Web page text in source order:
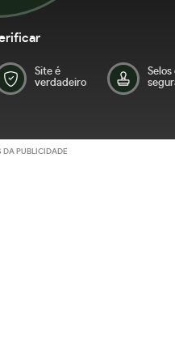
Site é
verdadeiro
Selos
DA PUBLICIDADE